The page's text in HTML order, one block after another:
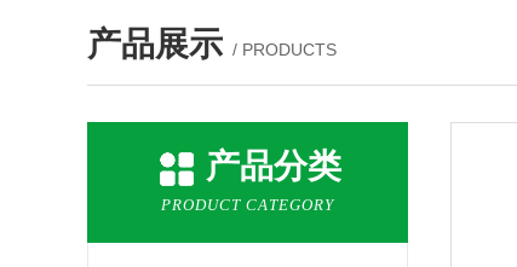
产品展示 / PRODUCTS
产品分类
PRODUCT CATEGORY